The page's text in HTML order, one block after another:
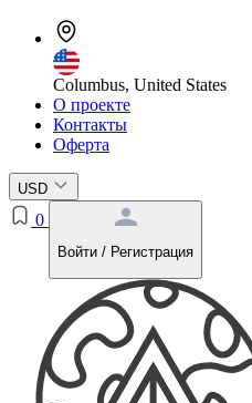
Columbus, United States
О проекте
Контакты
Оферта
USD
0
Войти / Регистрация